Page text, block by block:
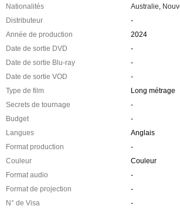
Nationalités Australie,
Distributeur
-
Année de production
2024
Date de sortie DVD
-
Date de sortie Blu-ray
-
Date de sortie VOD
-
Type de film
Long métrage
Secrets de tournage
-
Budget
-
Langues
Anglais
Format production
-
Couleur
Couleur
Format audio
-
Format de projection
-
N° de Visa
-